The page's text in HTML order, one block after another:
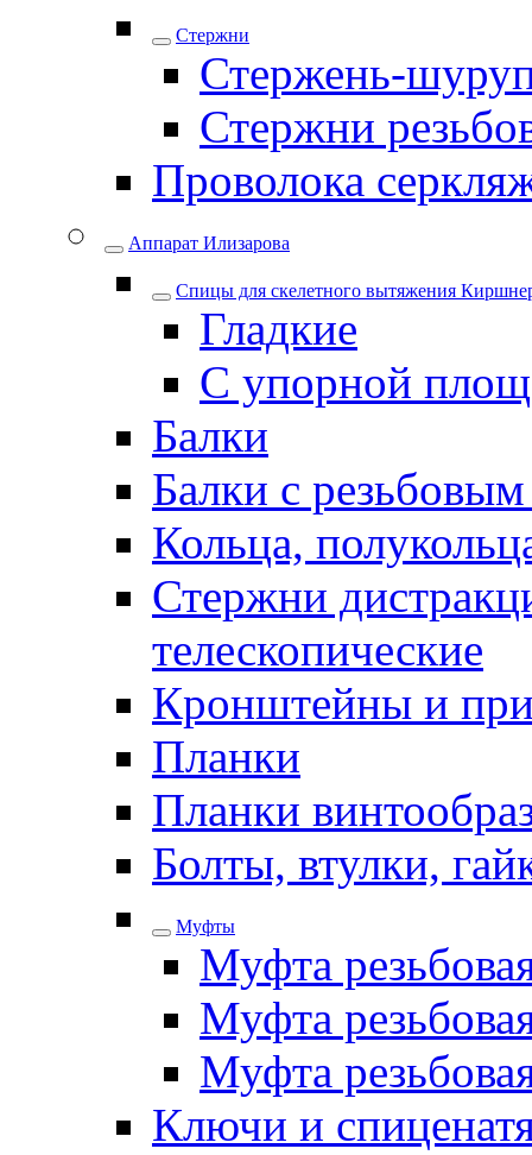
Стержни
Стержень-
Стержни
Проволока
Аппарат Илизарова
Спицы для cкелетного вытяжения
Гладкие
С упорной
Балки
Балки с
Кольца,
Стержни
телескопические
Кронштейны и
Планки
Планки
Болты, втулки,
Муфты
Муфта
Муфта
Муфта
Ключи и